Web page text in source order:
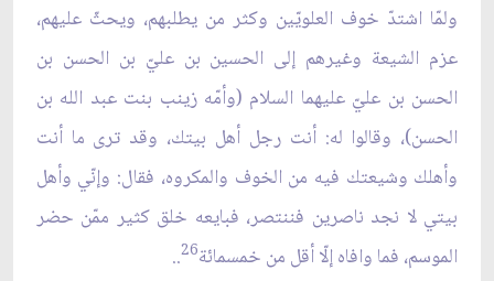
ولمّا اشتدّ خوف العلويّين وكثر من يطلبهم، ويحثّ عليهم،
عزم الشيعة وغيرهم إلى الحسين بن عليّ بن الحسن بن
الحسن بن عليّ عليهما السلام (وأمّه زينب بنت عبد الله بن
الحسن)، وقالوا له: أنت رجل أهل بيتك، وقد ترى ما أنت
وأهلك وشيعتك فيه من الخوف والمكروه، فقال: وإنّي وأهل
بيتي لا نجد ناصرين فننتصر، فبايعه خلق كثير ممّن حضر
الموسم، فما وافاه إلّا أقل من خمسمائة26
..